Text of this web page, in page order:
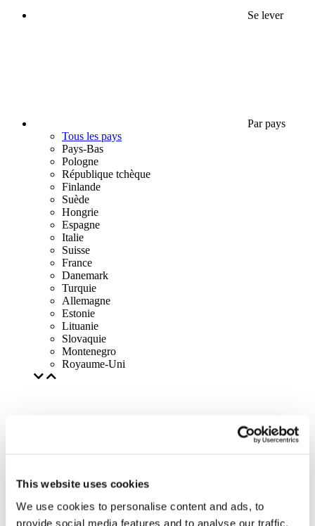
This website uses cookies
We use cookies to personalise content and ads, to
provide social media features and to analyse our traffic.
Se lever
Par pays
Tous les pays
Pays-Bas
Pologne
République tchèque
Finlande
Suède
Hongrie
Espagne
Italie
Suisse
France
Danemark
Turquie
Allemagne
Estonie
Lituanie
Slovaquie
Montenegro
Royaume-Uni